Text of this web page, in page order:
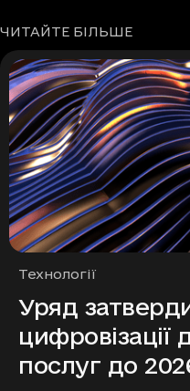
ЧИТАЙТЕ БІЛЬШЕ
Рубрики
Технології
Уряд
послуг до